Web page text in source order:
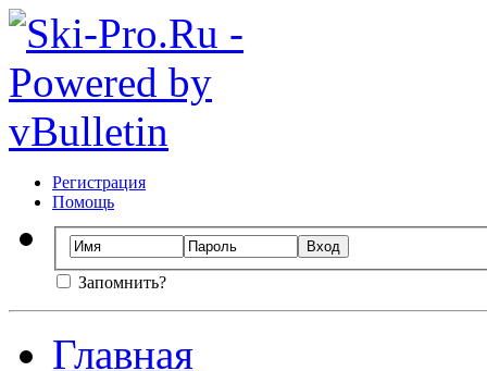
Регистрация
Помощь
Запомнить?
Главная